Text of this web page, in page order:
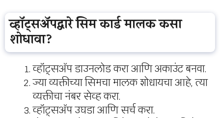
व्हॉट्सअ‍ॅपद्वारे सिम कार्ड मालक कसा
शोधावा?
व्हॉट्सअ‍ॅप डाउनलोड करा आणि अकाउंट बनवा.
ज्या व्यक्तीच्या सिमचा मालक शोधायचा आहे, त्या
व्यक्तीचा नंबर सेव्ह करा.
व्हॉट्सअ‍ॅप उघडा आणि सर्च करा.